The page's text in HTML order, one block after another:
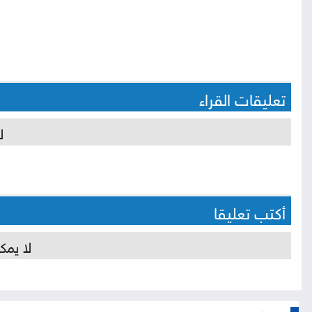
تعليقات القراء
أكتب تعليقا
لا